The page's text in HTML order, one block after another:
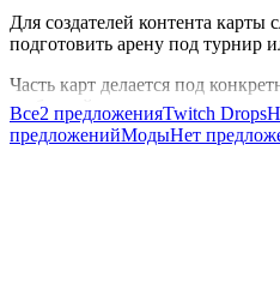
Для создателей контента карты
подготовить арену под турнир
Часть карт делается под
разбивкой по жанрам и
Все2 предложенияTwitch Drops
предложенийМодыНет